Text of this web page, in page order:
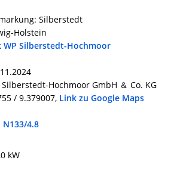
Silberstedt
Holstein
WP Silberstedt-Hochmoor
Hochmoor GmbH ＆ Co. KG
/ 9.379007, Link zu Google Maps
4.8
kW